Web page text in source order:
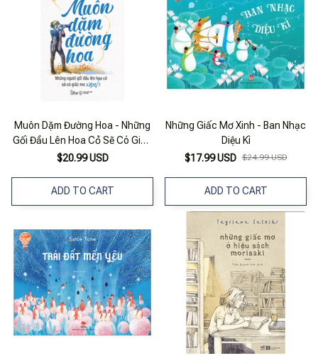
Muôn Dặm Đường Hoa - Những
Gối Đầu Lên Hoa Cỏ Sẽ Có Giấc
Mơ Xanh
$20.99 USD
ADD TO CART
Những Giấc Mơ Xinh - Ban Nhạc
Diệu Kì
$17.99 USD $24.99 USD
ADD TO CART